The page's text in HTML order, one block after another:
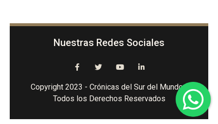
Nuestras Redes Sociales
Copyright 2023 - Crónicas del Sur del Mundo -
Todos los Derechos Reservados